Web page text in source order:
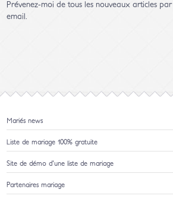
Prévenez-moi de tous les nouveaux articles par
email.
Mariés news
Liste de mariage 100% gratuite
Site de démo d'une liste de mariage
Partenaires mariage